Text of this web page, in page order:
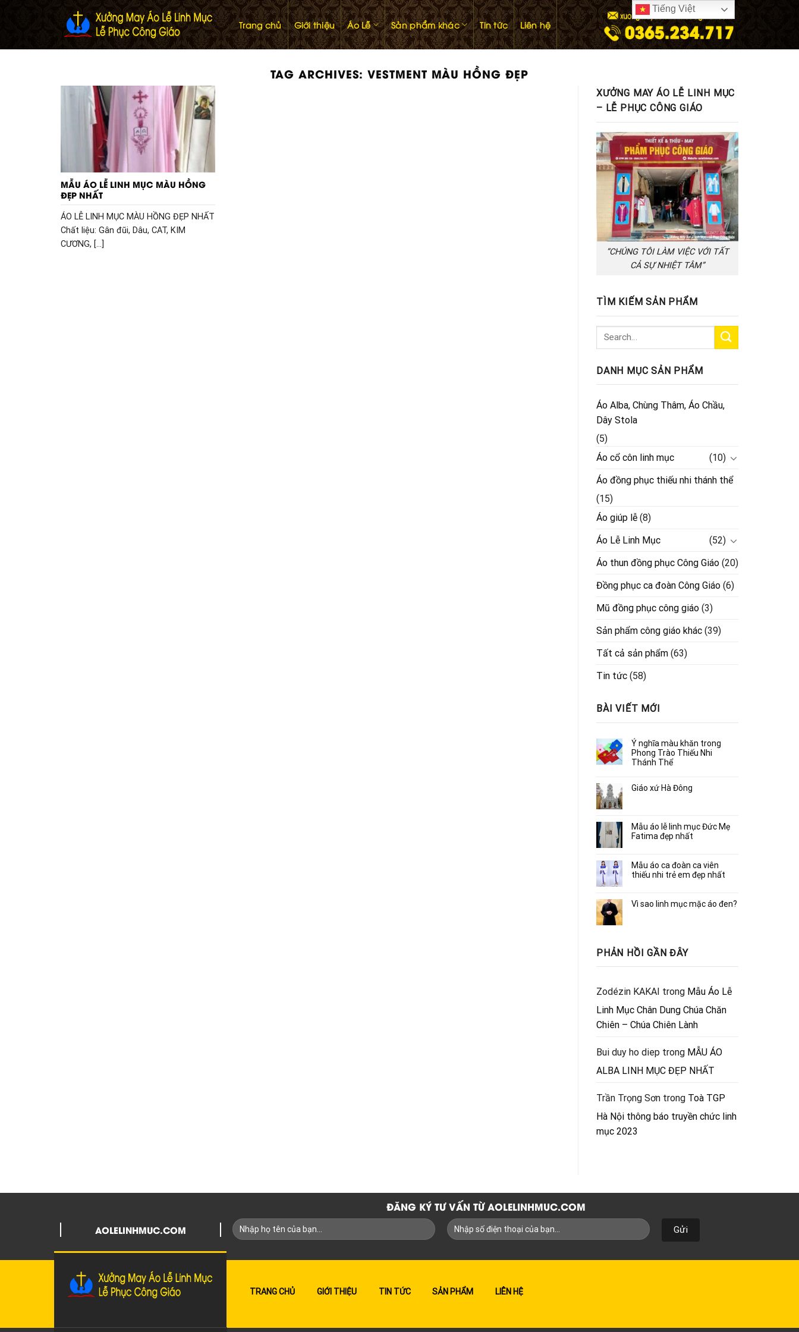
Trang chủ Giới thiệu Áo Lễ Sản phẩm khác Tin tức Liên hệ
TAG ARCHIVES:VESTMENT MÀU HỒNG ĐẸP
MẪU ÁO LỄ LINH MỤC MÀU HỒNG
ĐẸP NHẤT
ÁO LỄ LINH MỤC MÀU HỒNG ĐẸP NHẤT
Chất liệu: Gân đũi, Dâu, CAT, KIM
CƯƠNG, [...]
XƯỞNG MAY ÁO LỄ LINH MỤC
– LỄ PHỤC CÔNG GIÁO
“CHÚNG TÔI LÀM VIỆC VỚI TẤT
CẢ SỰ NHIỆT TÂM”
TÌM KIẾM SẢN PHẨM
DANH MỤC SẢN PHẨM
Áo Alba, Chùng Thâm, Áo Chầu,
Dây Stola
(5)
Áo cổ côn linh mục
(10)
Áo đồng phục thiếu nhi thánh thể
(15)
Áo giúp lễ (8)
Áo Lễ Linh Mục
(52)
Áo thun đồng phục Công Giáo (20)
Đồng phục ca đoàn Công Giáo (6)
Mũ đồng phục công giáo (3)
Sản phẩm công giáo khác (39)
Tất cả sản phẩm (63)
Tin tức (58)
BÀI VIẾT MỚI
Ý nghĩa màu khăn trong
Phong Trào Thiếu Nhi
Thánh Thể
Giáo xứ Hà Đông
Mẫu áo lễ linh mục Đức Mẹ
Fatima đẹp nhất
Mẫu áo ca đoàn ca viên
thiếu nhi trẻ em đẹp nhất
Vì sao linh mục mặc áo đen?
PHẢN HỒI GẦN ĐÂY
Zodézin KAKAI trong Mẫu Áo Lễ
Linh Mục Chân Dung Chúa Chăn
Chiên – Chúa Chiên Lành
Bui duy ho diep trong MẪU ÁO
ALBA LINH MỤC ĐẸP NHẤT
Trần Trọng Sơn trong Toà TGP
Hà Nội thông báo truyền chức linh
mục 2023
AOLELINHMUC.COM
ĐĂNG KÝ TƯ VẤN TỪ AOLELINHMUC.COM
TRANG CHỦ GIỚI THIỆU TIN TỨC SẢN PHẨM LIÊN HỆ
Tiếng Việt